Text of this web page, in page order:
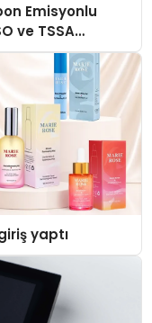
Emisyonlu
ve TSSA
yaptı